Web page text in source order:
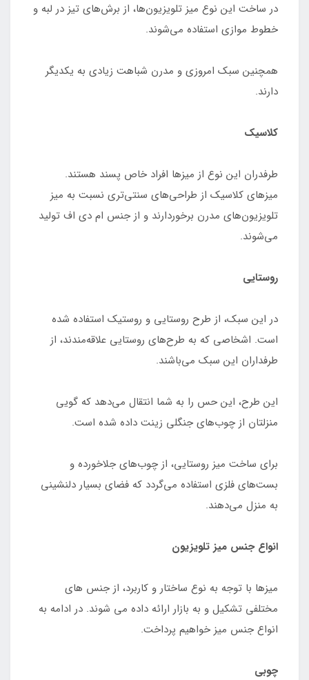
در ساخت این نوع میز تلویزیون‌ها، از برش‌های تیز در لبه و
خطوط موازی استفاده می‌شوند.
همچنین سبک امروزی و مدرن شباهت زیادی به یکدیگر
دارند.
کلاسیک
طرفدران این نوع از میزها افراد خاص پسند هستند.
میزهای کلاسیک از طراحی‌های سنتی‌تری نسبت به میز
تلویزیون‌های مدرن برخوردارند و از جنس ام دی اف تولید
می‌شوند.
روستایی
در این سبک، از طرح روستایی و روستیک استفاده شده
است. اشخاصی که به طرح‌های روستایی علاقه‌مندند، از
طرفداران این سبک می‌باشند.
این طرح، این حس را به شما انتقال می‌دهد که گویی
منزلتان از چوب‌های جنگلی زینت داده شده است.
برای ساخت میز روستایی، از چوب‌های جلاخورده و
بست‌های فلزی استفاده می‌گردد که فضای بسیار دلنشینی
به منزل می‌دهند.
انواع جنس میز تلویزیون
میزها با توجه به نوع ساختار و کاربرد، از جنس های
مختلفی تشکیل و به بازار ارائه داده می شوند. در ادامه به
انواع جنس میز خواهیم پرداخت.
چوبی